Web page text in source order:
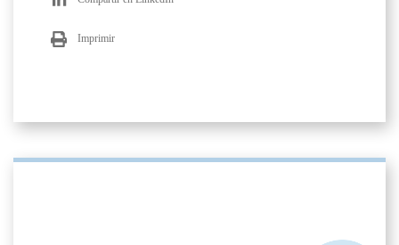
Imprimir